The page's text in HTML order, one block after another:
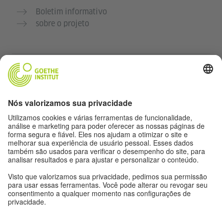
Boletim informativo
sobre o projeto
Outros sites
Pratique alemão gratuitamente
Cursos de alemão do Goethe-Institut
Portal para professores “Deutschstunde”
Privacidade e acessibilidade
Configurações de privacidade